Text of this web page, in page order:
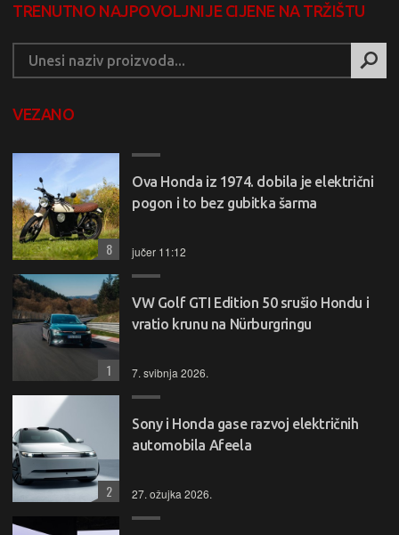
TRENUTNO NAJPOVOLJNIJE CIJENE NA TRŽIŠTU
VEZANO
Ova Honda iz 1974. dobila je električni
pogon i to bez gubitka šarma
jučer 11:12
8
VW Golf GTI Edition 50 srušio Hondu i
vratio krunu na Nürburgringu
7. svibnja 2026.
1
Sony i Honda gase razvoj električnih
automobila Afeela
27. ožujka 2026.
2